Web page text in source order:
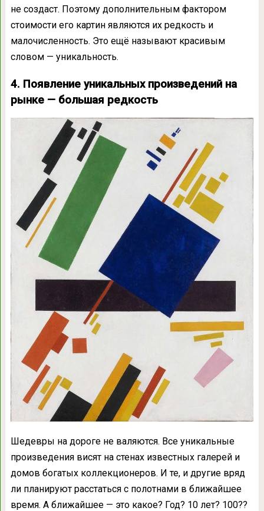
не создаст. Поэтому дополнительным фактором
стоимости его картин являются их редкость и
малочисленность. Это ещё называют красивым
словом — уникальность.
4. Появление уникальных произведений на
рынке — большая редкость
Шедевры на дороге не валяются. Все уникальные
произведения висят на стенах известных галерей и
домов богатых коллекционеров. И те, и другие вряд
ли планируют расстаться с полотнами в ближайшее
время. А ближайшее — это какое? Год? 10 лет? 100??